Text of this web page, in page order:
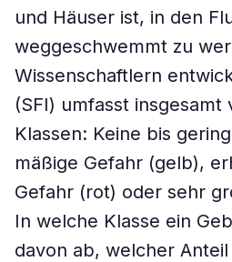
und Häuser ist, in den
weggeschwemmt zu
Wissenschaftlern
(SFI) umfasst insgesamt
Klassen: Keine bis
mäßige Gefahr (gelb),
Gefahr (rot) oder sehr
In welche Klasse ein
davon ab, welcher